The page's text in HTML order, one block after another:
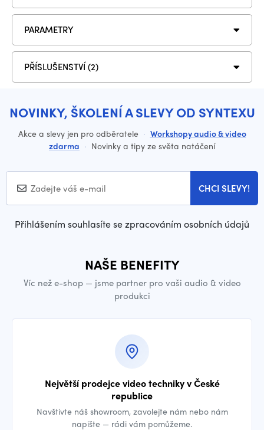
PARAMETRY
PŘÍSLUŠENSTVÍ (2)
NOVINKY, ŠKOLENÍ A SLEVY OD SYNTEXU
Akce a slevy jen pro odběratele · Workshopy audio & video
zdarma · Novinky a tipy ze světa natáčení
CHCI SLEVY!
Přihlášením souhlasíte se zpracováním osobních údajů
NAŠE BENEFITY
Víc než e-shop — jsme partner pro vaši audio & video
produkci
Největší prodejce video techniky v České
republice
Navštivte náš showroom, zavolejte nám nebo nám
napište — rádi vám pomůžeme.